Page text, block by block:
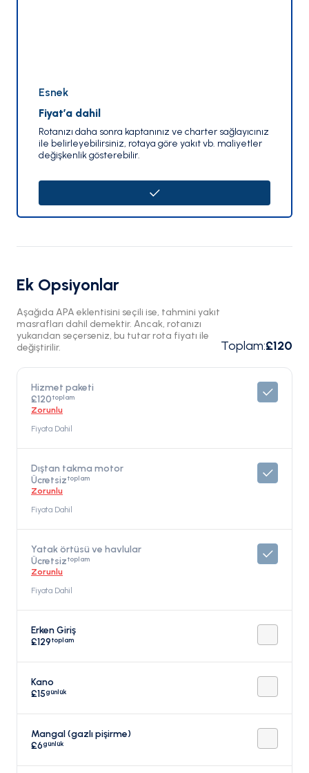
Esnek
Fiyat’a dahil
Rotanızı daha sonra kaptanınız ve charter sağlayıcınız
ile belirleyebilirsiniz, rotaya göre yakıt vb. maliyetler
değişkenlik gösterebilir.
Ek Opsiyonlar
Aşağıda APA eklentisini seçili ise, tahmini yakıt
masrafları dahil demektir. Ancak, rotanızı
yukarıdan seçerseniz, bu tutar rota fiyatı ile
değiştirilir.
Toplam:£120
Hizmet paketi
£120toplam
Zorunlu
Fiyata Dahil
Dıştan takma motor
Ücretsiztoplam
Zorunlu
Fiyata Dahil
Yatak örtüsü ve havlular
Ücretsiztoplam
Zorunlu
Fiyata Dahil
Erken Giriş
£129toplam
Kano
£15günlük
Mangal (gazlı pişirme)
£6günlük